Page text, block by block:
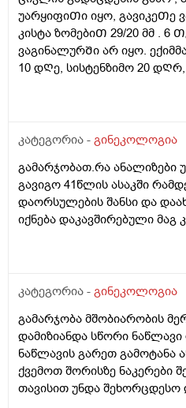
უარყიფიᲗი იყო, გავიკეᲗე
კისტა ზომებიᲗ 29/20 მმ .
ვაგინალურᲨი არ იყო.
10 დᲦე, სისტენზიმო 20
რამდენადსაყურადᲦებოა
კატეგორია - გინეკოლოგია
გამარჯობათ.რა ანალიზები
გავიგო 41წლის ასაკში
დაორსულების შანსი და
იქნება დაკავშირებული მაგ
კატეგორია - გინეკოლოგია
გამარჯობა მშობიარობის
დამიზიანდა სწორი
ნაწლავის გარეთ გამოტანა
ქვემოთ შორისზე ნაკერები
თავისით უნდა შეხორცდესო